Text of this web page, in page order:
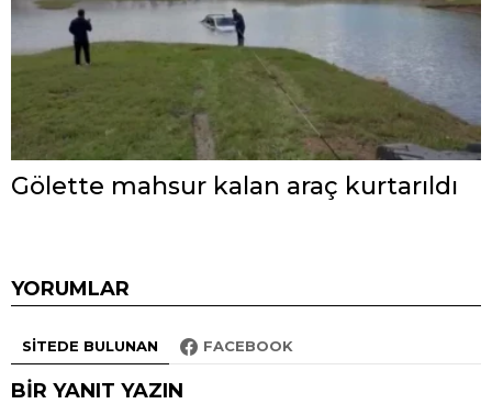
Gölette mahsur kalan araç kurtarıldı
YORUMLAR
SITEDE BULUNAN FACEBOOK
BIR YANIT YAZIN